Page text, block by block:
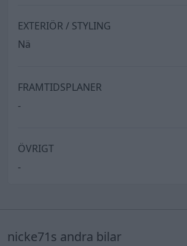
EXTERIÖR / STYLING
Nä
FRAMTIDSPLANER
-
ÖVRIGT
-
nicke71s andra bilar